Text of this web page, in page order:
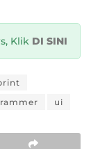
Klik DI SINI
ui